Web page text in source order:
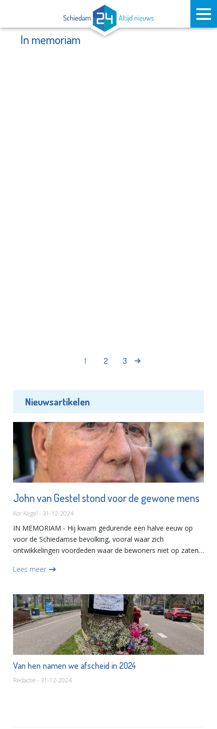
In memoriam
1 2 3
Nieuwsartikelen
John van Gestel stond voor de gewone mens
Kor Kegel - 31-12-2024
IN MEMORIAM - Hij kwam gedurende een halve eeuw op
voor de Schiedamse bevolking, vooral waar zich
ontwikkelingen voordeden waar de bewoners niet op zaten
de woningcorporaties...
Lees meer
Van hen namen we afscheid in 2024
Redactie - 31-12-2024